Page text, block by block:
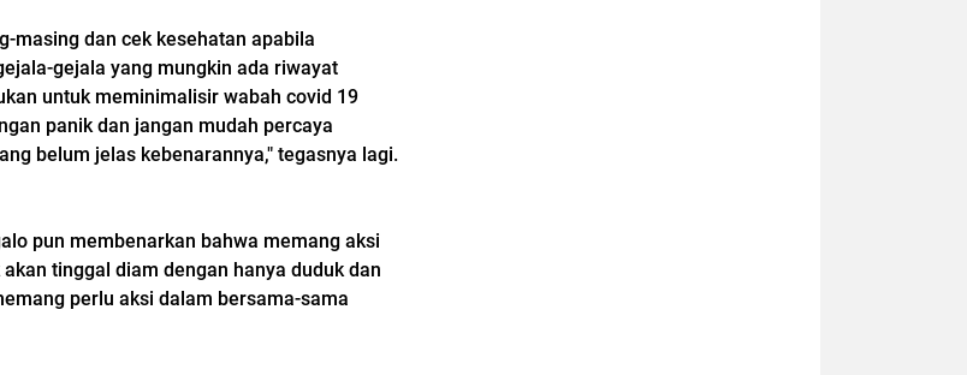
masing dan cek kesehatan apabila
gejala yang mungkin ada riwayat
untuk meminimalisir wabah covid 19
panik dan jangan mudah percaya
belum jelas kebenarannya," tegasnya lagi.
pun membenarkan bahwa memang aksi
tinggal diam dengan hanya duduk dan
perlu aksi dalam bersama-sama